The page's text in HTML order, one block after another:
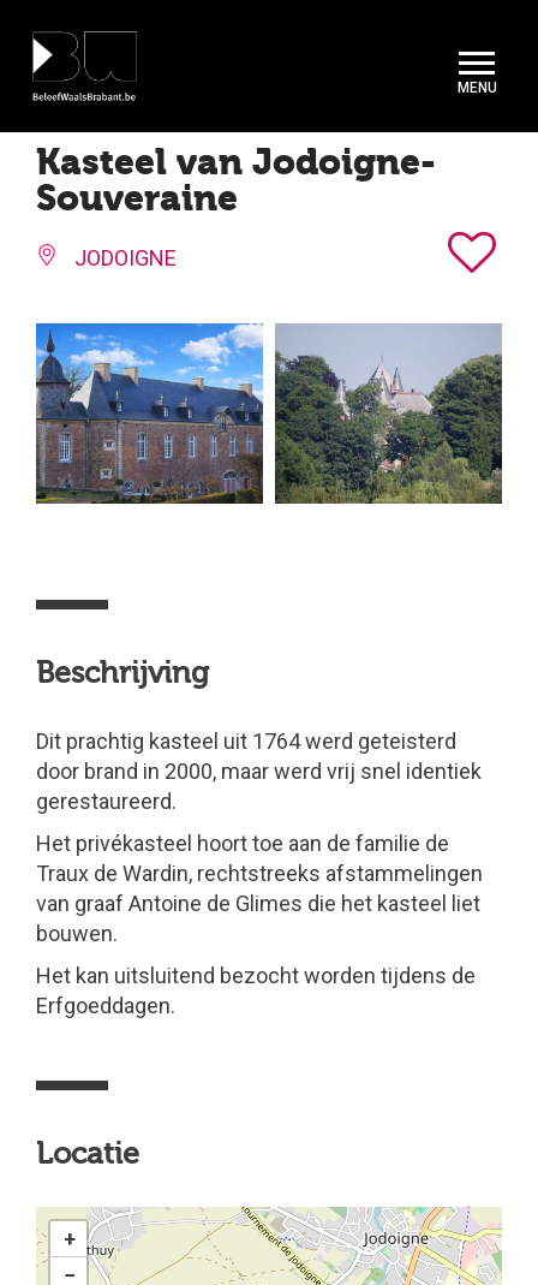
Kasteel van Jodoigne-
Souveraine
JODOIGNE
Beschrijving
Dit prachtig kasteel uit 1764 werd geteisterd
door brand in 2000, maar werd vrij snel identiek
gerestaureerd.
Het privékasteel hoort toe aan de familie de
Traux de Wardin, rechtstreeks afstammelingen
van graaf Antoine de Glimes die het kasteel liet
bouwen.
Het kan uitsluitend bezocht worden tijdens de
Erfgoeddagen.
Locatie
+
−